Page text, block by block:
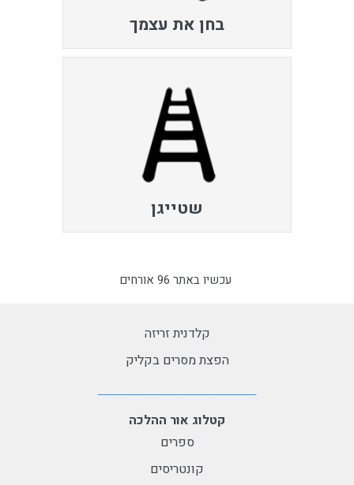
בחן את עצמך
שטייגן
עכשיו באתר 96 אורחים
קלדנית זריזה
הפצת מסרים בקליק
קטלוג אור ההלכה
ספרים
קונטריסים